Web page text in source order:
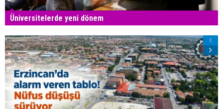
Üniversitelerde yeni dönem